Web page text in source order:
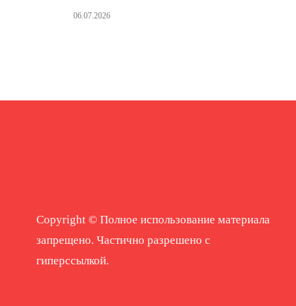
06.07.2026
Copyright © Полное использование материала
запрещено. Частично разрешено с
гиперссылкой.